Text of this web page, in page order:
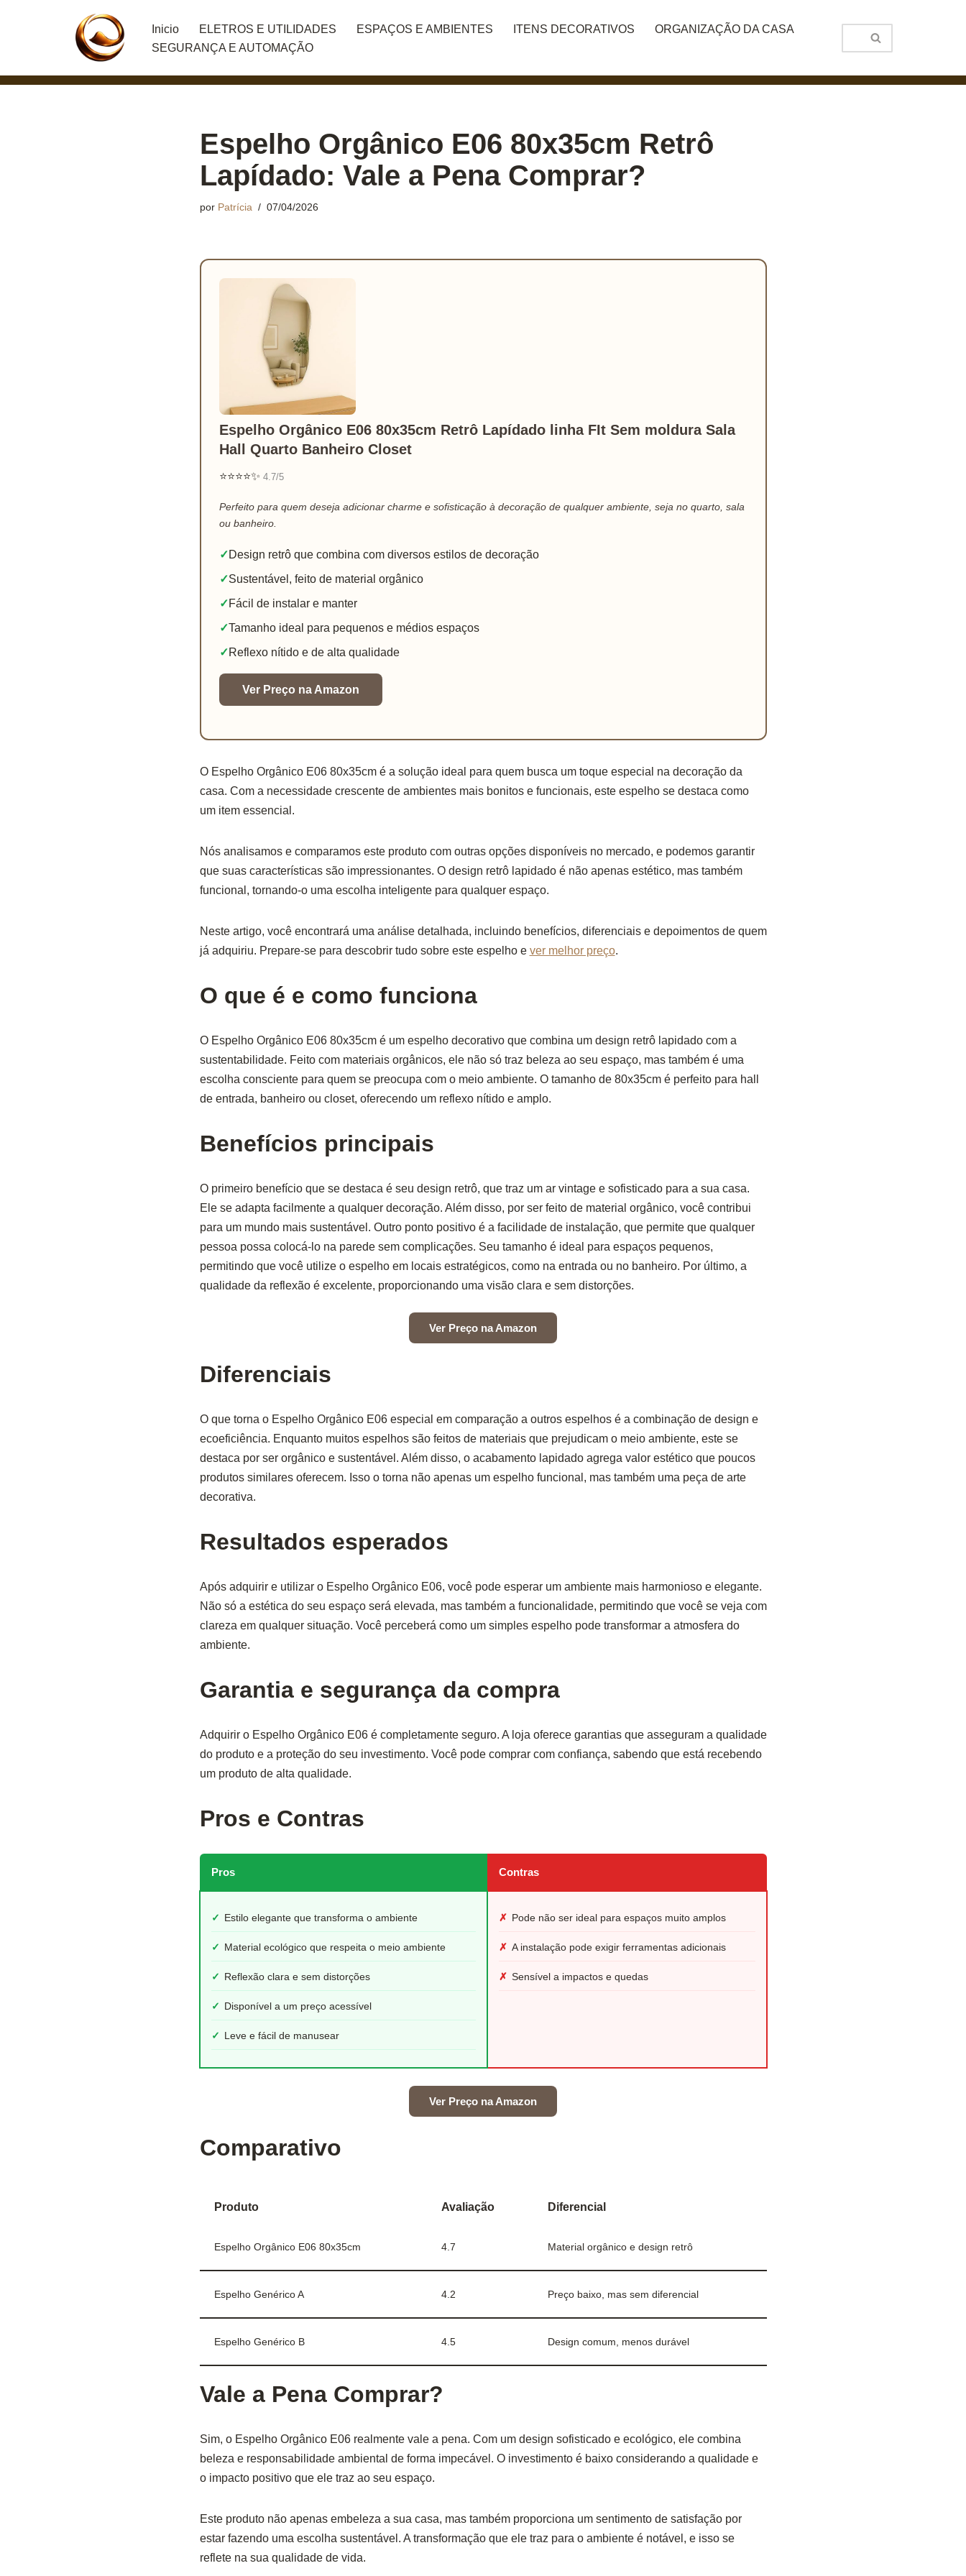
o
Inicio ELETROS E UTILIDADES ESPAÇOS E AMBIENTES ITENS DECORATIVOS
ORGANIZAÇÃO DA CASA
SEGURANÇA E AUTOMAÇÃO
Espelho Orgânico E06 80x35cm Retrô
Lapídado: Vale a Pena Comprar?
por Patrícia 07/04/2026
Espelho Orgânico E06 80x35cm Retrô Lapídado linha FIt Sem moldura Sala
Hall Quarto Banheiro Closet
⭐⭐⭐⭐✨ 4.7/5
Perfeito para quem deseja adicionar charme e sofisticação à decoração de qualquer ambiente, seja no quarto, sala
ou banheiro.
✓Design retrô que combina com diversos estilos de decoração
✓Sustentável, feito de material orgânico
✓Fácil de instalar e manter
✓Tamanho ideal para pequenos e médios espaços
✓Reflexo nítido e de alta qualidade
Ver Preço na Amazon
O Espelho Orgânico E06 80x35cm é a solução ideal para quem busca um toque especial na decoração da
casa. Com a necessidade crescente de ambientes mais bonitos e funcionais, este espelho se destaca como
um item essencial.
Nós analisamos e comparamos este produto com outras opções disponíveis no mercado, e podemos garantir
que suas características são impressionantes. O design retrô lapidado é não apenas estético, mas também
funcional, tornando-o uma escolha inteligente para qualquer espaço.
Neste artigo, você encontrará uma análise detalhada, incluindo benefícios, diferenciais e depoimentos de quem
já adquiriu. Prepare-se para descobrir tudo sobre este espelho e ver melhor preço.
O que é e como funciona
O Espelho Orgânico E06 80x35cm é um espelho decorativo que combina um design retrô lapidado com a
sustentabilidade. Feito com materiais orgânicos, ele não só traz beleza ao seu espaço, mas também é uma
escolha consciente para quem se preocupa com o meio ambiente. O tamanho de 80x35cm é perfeito para hall
de entrada, banheiro ou closet, oferecendo um reflexo nítido e amplo.
Benefícios principais
O primeiro benefício que se destaca é seu design retrô, que traz um ar vintage e sofisticado para a sua casa.
Ele se adapta facilmente a qualquer decoração. Além disso, por ser feito de material orgânico, você contribui
para um mundo mais sustentável. Outro ponto positivo é a facilidade de instalação, que permite que qualquer
pessoa possa colocá-lo na parede sem complicações. Seu tamanho é ideal para espaços pequenos,
permitindo que você utilize o espelho em locais estratégicos, como na entrada ou no banheiro. Por último, a
qualidade da reflexão é excelente, proporcionando uma visão clara e sem distorções.
Ver Preço na Amazon
Diferenciais
O que torna o Espelho Orgânico E06 especial em comparação a outros espelhos é a combinação de design e
ecoeficiência. Enquanto muitos espelhos são feitos de materiais que prejudicam o meio ambiente, este se
destaca por ser orgânico e sustentável. Além disso, o acabamento lapidado agrega valor estético que poucos
produtos similares oferecem. Isso o torna não apenas um espelho funcional, mas também uma peça de arte
decorativa.
Resultados esperados
Após adquirir e utilizar o Espelho Orgânico E06, você pode esperar um ambiente mais harmonioso e elegante.
Não só a estética do seu espaço será elevada, mas também a funcionalidade, permitindo que você se veja com
clareza em qualquer situação. Você perceberá como um simples espelho pode transformar a atmosfera do
ambiente.
Garantia e segurança da compra
Adquirir o Espelho Orgânico E06 é completamente seguro. A loja oferece garantias que asseguram a qualidade
do produto e a proteção do seu investimento. Você pode comprar com confiança, sabendo que está recebendo
um produto de alta qualidade.
Pros e Contras
Pros Contras
✓ Estilo elegante que transforma o ambiente
✓ Material ecológico que respeita o meio ambiente
✓ Reflexão clara e sem distorções
✓ Disponível a um preço acessível
✓ Leve e fácil de manusear
✗ Pode não ser ideal para espaços muito amplos
✗ A instalação pode exigir ferramentas adicionais
✗ Sensível a impactos e quedas
Ver Preço na Amazon
Comparativo
Produto Avaliação Diferencial
Espelho Orgânico E06 80x35cm 4.7 Material orgânico e design retrô
Espelho Genérico A 4.2 Preço baixo, mas sem diferencial
Espelho Genérico B 4.5 Design comum, menos durável
Vale a Pena Comprar?
Sim, o Espelho Orgânico E06 realmente vale a pena. Com um design sofisticado e ecológico, ele combina
beleza e responsabilidade ambiental de forma impecável. O investimento é baixo considerando a qualidade e
o impacto positivo que ele traz ao seu espaço.
Este produto não apenas embeleza a sua casa, mas também proporciona um sentimento de satisfação por
estar fazendo uma escolha sustentável. A transformação que ele traz para o ambiente é notável, e isso se
reflete na sua qualidade de vida.